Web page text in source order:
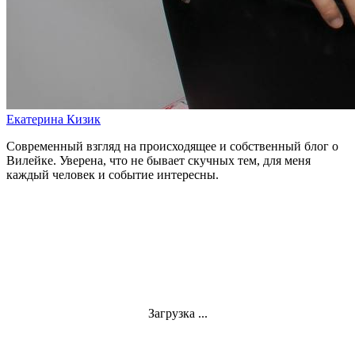
Екатерина Кизик
Современный взгляд на происходящее и собственный блог о
Вилейке. Уверена, что не бывает скучных тем, для меня
каждый человек и событие интересны.
Загрузка ...